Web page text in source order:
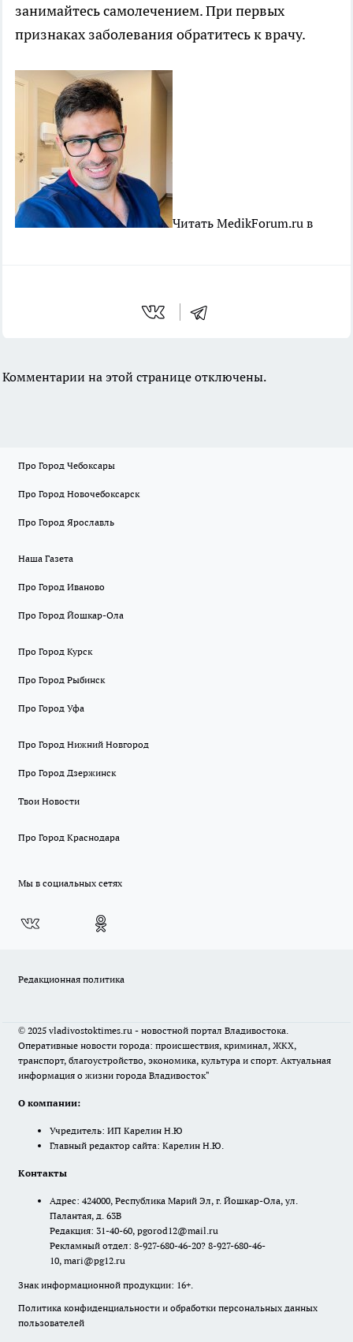
занимайтесь самолечением. При первых
признаках заболевания обратитесь к врачу.
Читать MedikForum.ru в
Комментарии на этой странице отключены.
Про Город Чебоксары
Про Город Новочебоксарск
Про Город Ярославль
Наша Газета
Про Город Иваново
Про Город Йошкар-Ола
Про Город Курск
Про Город Рыбинск
Про Город Уфа
Про Город Нижний Новгород
Про Город Дзержинск
Твои Новости
Про Город Краснодара
Мы в социальных сетях
Редакционная политика
© 2025 vladivostoktimes.ru - новостной портал Владивостока.
Оперативные новости города: происшествия, криминал, ЖКХ,
транспорт, благоустройство, экономика, культура и спорт. Актуальная
информация о жизни города Владивосток"
О компании:
Учредитель: ИП Карелин Н.Ю
Главный редактор сайта: Карелин Н.Ю.
Контакты
Адрес: 424000, Республика Марий Эл, г. Йошкар-Ола, ул.
Палантая, д. 63В
Редакция: 31-40-60, pgorod12@mail.ru
Рекламный отдел: 8-927-680-46-20? 8-927-680-46-
10, mari@pg12.ru
Знак информационной продукции: 16+.
Политика конфиденциальности и обработки персональных данных
пользователей